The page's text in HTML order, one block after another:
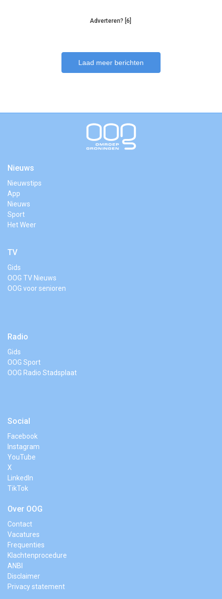
Adverteren? [6]
Laad meer berichten
Nieuws
Nieuwstips
App
Nieuws
Sport
Het Weer
TV
Gids
OOG TV Nieuws
OOG voor senioren
Radio
Gids
OOG Sport
OOG Radio Stadsplaat
Social
Facebook
Instagram
YouTube
X
LinkedIn
TikTok
Over OOG
Contact
Vacatures
Frequenties
Klachtenprocedure
ANBI
Disclaimer
Privacy statement